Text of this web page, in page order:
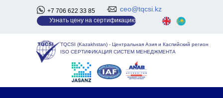
+7 706 622 33 85 ceo@tqcsi.kz
Узнать цену на сертификацию
TQCSI (Kazakhstan) - Центральная Азия и Каспийский регион
ISO СЕРТИФИКАЦИЯ СИСТЕМ МЕНЕДЖМЕНТА